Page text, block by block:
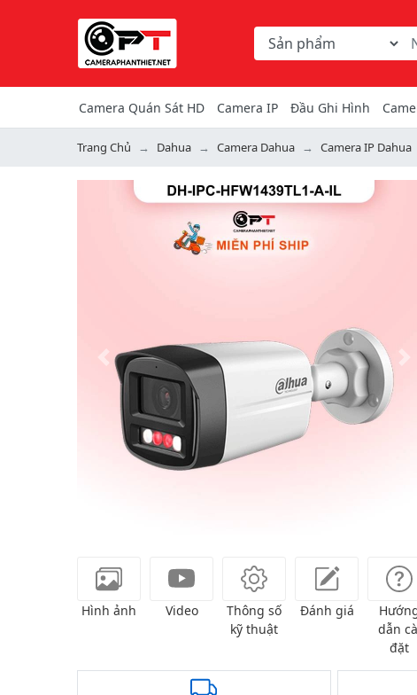
Chọn danh mục tìm kiếm
Từ khóa hoặc mã hàng
Camera Quán Sát HD Camera IP Đầu Ghi Hình
Trang Chủ Dahua Camera Dahua Camera IP Dahua
Previous
Hình ảnh Video
Thông số
kỹ thuật
Đánh giá
dẫn
đặt